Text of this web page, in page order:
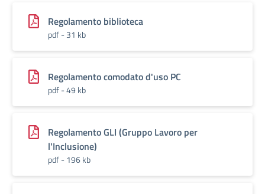
Regolamento biblioteca
pdf - 31 kb
Regolamento comodato d'uso PC
pdf - 49 kb
Regolamento GLI (Gruppo Lavoro per
l'Inclusione)
pdf - 196 kb